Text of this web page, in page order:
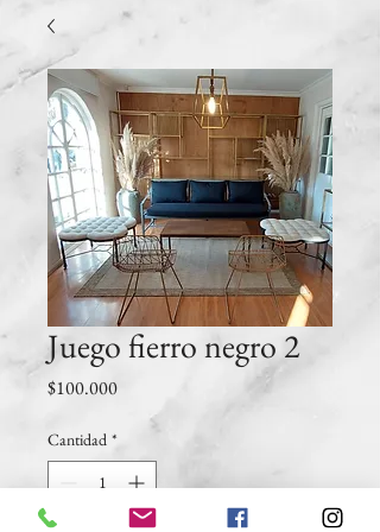
Juego fierro negro 2
$100.000Precio
Cantidad *